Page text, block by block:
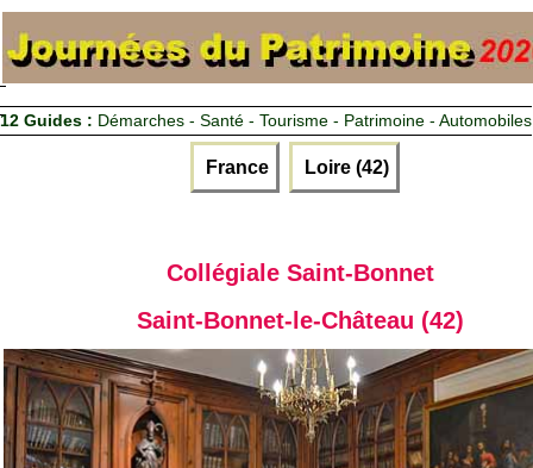
12 Guides : Démarches - Santé - Tourisme - Patrimoine - Automobiles
France Loire (42)
Collégiale Saint-Bonnet
Saint-Bonnet-le-Château (42)